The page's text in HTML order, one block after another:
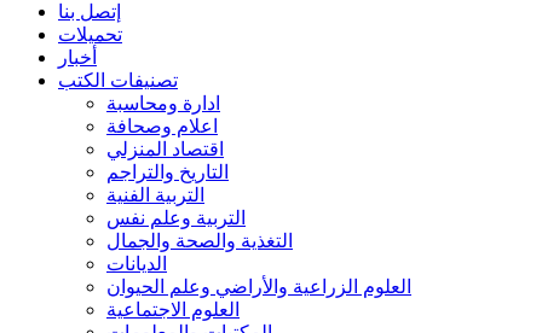
إتصل بنا
تحميلات
أخبار
تصنيفات الكتب
ادارة ومحاسبة
اعلام وصحافة
اقتصاد المنزلي
التاريخ والتراجم
التربية الفنية
التربية وعلم نفس
التغذية والصحة والجمال
الديانات
العلوم الزراعية والأراضي وعلم الحيوان
العلوم الاجتماعية